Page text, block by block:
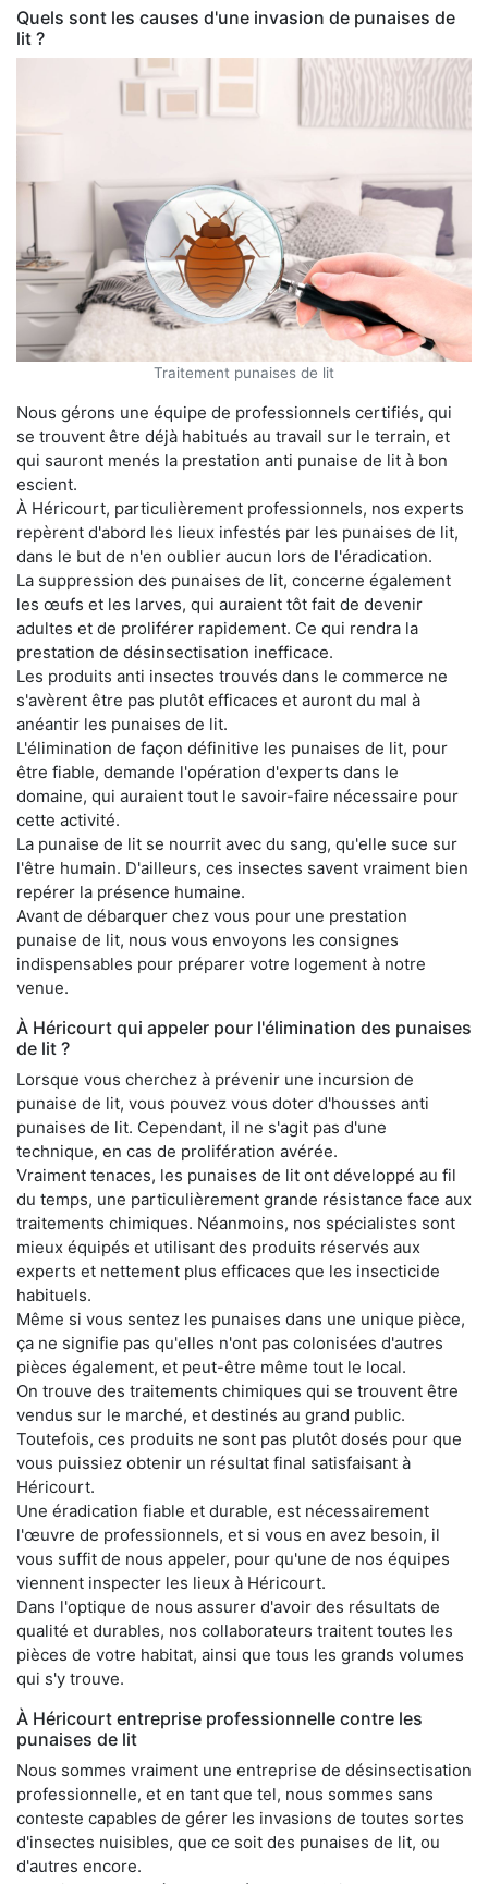
Quels sont les causes d'une invasion de punaises de
lit ?
Traitement punaises de lit
Nous gérons une équipe de professionnels certifiés, qui
se trouvent être déjà habitués au travail sur le terrain, et
qui sauront menés la prestation anti punaise de lit à bon
escient.
À Héricourt, particulièrement professionnels, nos experts
repèrent d'abord les lieux infestés par les punaises de lit,
dans le but de n'en oublier aucun lors de l'éradication.
La suppression des punaises de lit, concerne également
les œufs et les larves, qui auraient tôt fait de devenir
adultes et de proliférer rapidement. Ce qui rendra la
prestation de désinsectisation inefficace.
Les produits anti insectes trouvés dans le commerce ne
s'avèrent être pas plutôt efficaces et auront du mal à
anéantir les punaises de lit.
L'élimination de façon définitive les punaises de lit, pour
être fiable, demande l'opération d'experts dans le
domaine, qui auraient tout le savoir-faire nécessaire pour
cette activité.
La punaise de lit se nourrit avec du sang, qu'elle suce sur
l'être humain. D'ailleurs, ces insectes savent vraiment bien
repérer la présence humaine.
Avant de débarquer chez vous pour une prestation
punaise de lit, nous vous envoyons les consignes
indispensables pour préparer votre logement à notre
venue.
À Héricourt qui appeler pour l'élimination des punaises
de lit ?
Lorsque vous cherchez à prévenir une incursion de
punaise de lit, vous pouvez vous doter d'housses anti
punaises de lit. Cependant, il ne s'agit pas d'une
technique, en cas de prolifération avérée.
Vraiment tenaces, les punaises de lit ont développé au fil
du temps, une particulièrement grande résistance face aux
traitements chimiques. Néanmoins, nos spécialistes sont
mieux équipés et utilisant des produits réservés aux
experts et nettement plus efficaces que les insecticide
habituels.
Même si vous sentez les punaises dans une unique pièce,
ça ne signifie pas qu'elles n'ont pas colonisées d'autres
pièces également, et peut-être même tout le local.
On trouve des traitements chimiques qui se trouvent être
vendus sur le marché, et destinés au grand public.
Toutefois, ces produits ne sont pas plutôt dosés pour que
vous puissiez obtenir un résultat final satisfaisant à
Héricourt.
Une éradication fiable et durable, est nécessairement
l'œuvre de professionnels, et si vous en avez besoin, il
vous suffit de nous appeler, pour qu'une de nos équipes
viennent inspecter les lieux à Héricourt.
Dans l'optique de nous assurer d'avoir des résultats de
qualité et durables, nos collaborateurs traitent toutes les
pièces de votre habitat, ainsi que tous les grands volumes
qui s'y trouve.
À Héricourt entreprise professionnelle contre les
punaises de lit
Nous sommes vraiment une entreprise de désinsectisation
professionnelle, et en tant que tel, nous sommes sans
conteste capables de gérer les invasions de toutes sortes
d'insectes nuisibles, que ce soit des punaises de lit, ou
d'autres encore.